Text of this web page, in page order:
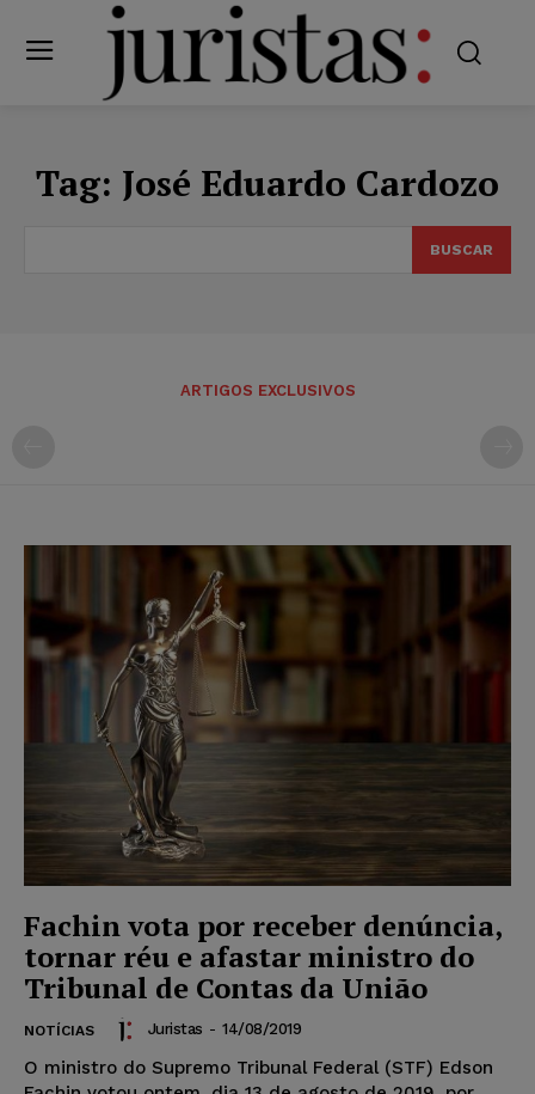
Tag: José Eduardo Cardozo
BUSCAR
ARTIGOS EXCLUSIVOS
Fachin vota por receber denúncia,
tornar réu e afastar ministro do
Tribunal de Contas da União
NOTÍCIAS Juristas - 14/08/2019
O ministro do Supremo Tribunal Federal (STF) Edson